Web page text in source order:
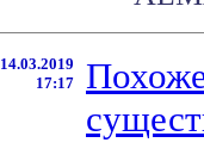
14.03.2019
17:17